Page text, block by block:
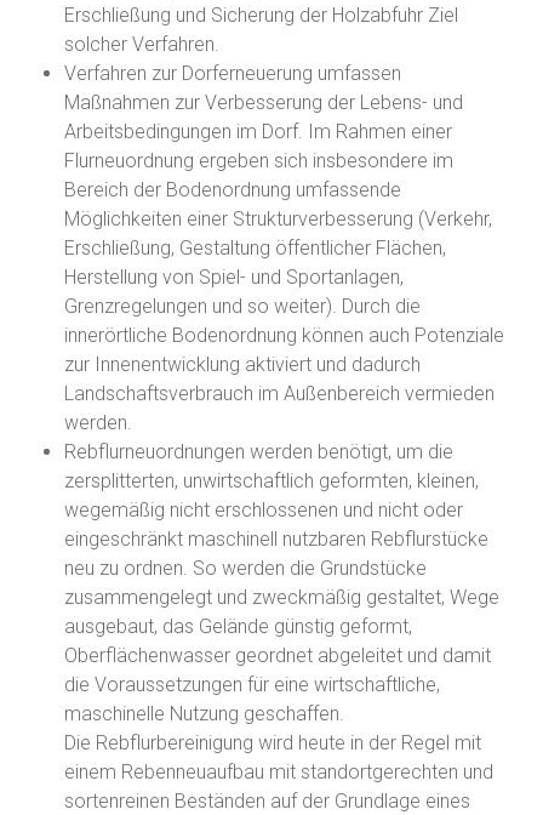
Erschließung und Sicherung der Holzabfuhr Ziel
solcher Verfahren.
Verfahren zur Dorferneuerung umfassen
Maßnahmen zur Verbesserung der Lebens- und
Arbeitsbedingungen im Dorf. Im Rahmen einer
Flurneuordnung ergeben sich insbesondere im
Bereich der Bodenordnung umfassende
Möglichkeiten einer Strukturverbesserung (Verkehr,
Erschließung, Gestaltung öffentlicher Flächen,
Herstellung von Spiel- und Sportanlagen,
Grenzregelungen und so weiter). Durch die
innerörtliche Bodenordnung können auch Potenziale
zur Innenentwicklung aktiviert und dadurch
Landschaftsverbrauch im Außenbereich vermieden
werden.
Rebflurneuordnungen werden benötigt, um die
zersplitterten, unwirtschaftlich geformten, kleinen,
wegemäßig nicht erschlossenen und nicht oder
eingeschränkt maschinell nutzbaren Rebflurstücke
neu zu ordnen. So werden die Grundstücke
zusammengelegt und zweckmäßig gestaltet, Wege
ausgebaut, das Gelände günstig geformt,
Oberflächenwasser geordnet abgeleitet und damit
die Voraussetzungen für eine wirtschaftliche,
maschinelle Nutzung geschaffen.
Die Rebflurbereinigung wird heute in der Regel mit
einem Rebenneuaufbau mit standortgerechten und
sortenreinen Beständen auf der Grundlage eines